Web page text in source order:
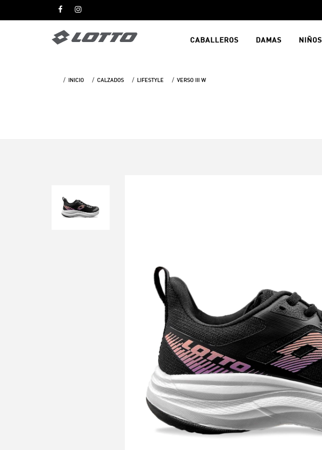
CABALLEROS DAMAS NIÑOS
INICIO CALZADOS LIFESTYLE VERSO III W